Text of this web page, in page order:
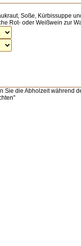
Soße, Kürbissuppe
Rot- oder Weißwein zur
Sie die Abholzeit während